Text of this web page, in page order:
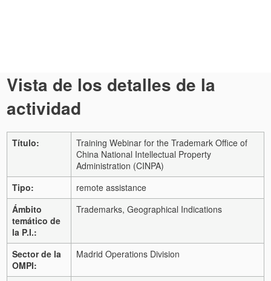
Vista de los detalles de la
actividad
Título:
Training Webinar for the Trademark Office of
China National Intellectual Property
Administration (CINPA)
Tipo:
remote assistance
Ámbito
temático de
la P.I.:
Trademarks, Geographical Indications
Sector de la
OMPI:
Madrid Operations Division